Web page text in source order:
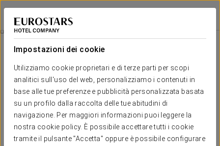
Impostazioni dei cookie
Utilizziamo cookie proprietari e di terze parti per scopi
analitici sull'uso del web, personalizziamo i contenuti in
base alle tue preferenze e pubblicità personalizzata basata
su un profilo dalla raccolta delle tue abitudini di
navigazione. Per maggiori informazioni puoi leggere la
nostra cookie policy. È possibile accettare tutti i cookie
tramite il pulsante "Accetta" oppure è possibile configurare
Ikonik Ramblas
BARCELLONA
Camere
Camere
Il comfort e il riposo di cui hai
bisogno
L'Ikonik Ramblas dispone di 55 camere di design,tutte quante
danno sull'esterno e alcune di esse hanno un balcone sulla
Rambla.Tutte le camere dispongono di un bagno moderno,
connessione WiFi, televisionesatellitare e molta luce.